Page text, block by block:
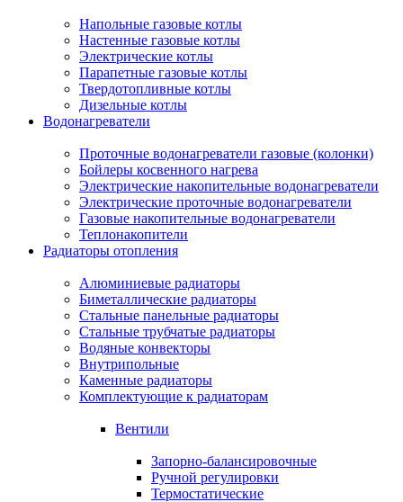
Напольные газовые котлы
Настенные газовые котлы
Электрические котлы
Парапетные газовые котлы
Твердотопливные котлы
Дизельные котлы
Водонагреватели
Проточные водонагреватели газовые (колонки)
Бойлеры косвенного нагрева
Электрические накопительные водонагреватели
Электрические проточные водонагреватели
Газовые накопительные водонагреватели
Теплонакопители
Радиаторы отопления
Алюминиевые радиаторы
Биметаллические радиаторы
Стальные панельные радиаторы
Стальные трубчатые радиаторы
Водяные конвекторы
Внутрипольные
Каменные радиаторы
Комплектующие к радиаторам
Вентили
Запорно-балансировочные
Ручной регулировки
Термостатические